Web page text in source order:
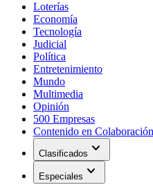
Loterías
Economía
Tecnología
Judicial
Política
Entretenimiento
Mundo
Multimedia
Opinión
500 Empresas
Contenido en Colaboración
Clasificados expand_more
Especiales expand_more